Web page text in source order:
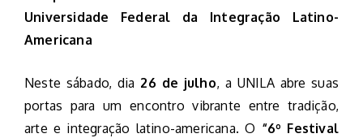
Universidade Federal da Integração Latino-
Americana
Neste sábado, dia 26 de julho, a UNILA abre suas
portas para um encontro vibrante entre tradição,
arte e integração latino-americana. O “6º Festival